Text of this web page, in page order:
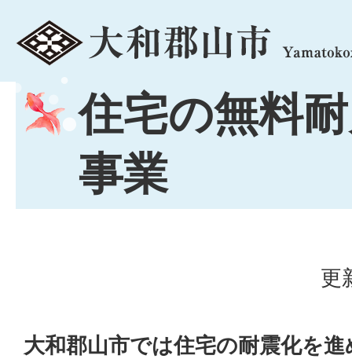
menu
住宅の無料
事業
更
大和郡山市では住宅の耐震化を